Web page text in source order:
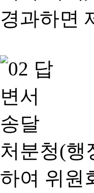
경과하면
처분청(행
하여 위원